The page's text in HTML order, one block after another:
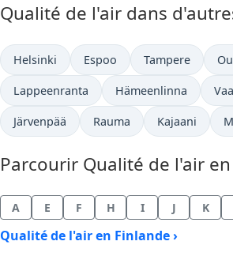
Qualité de l'air dans
Helsinki Espoo Tampere
Lappeenranta Hämeenlinna
Järvenpää Rauma Kajaani
Parcourir Qualité de l'air
A E F H I J K
Qualité de l'air en Finlande ›